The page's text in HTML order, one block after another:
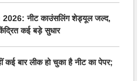
नीट काउंसलिंग शेड्यूल जल्द,
कई बड़े सुधार
बार लीक हो चुका है नीट का पेपर;